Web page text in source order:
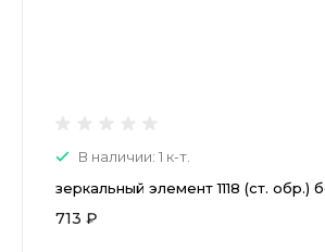
В наличии: 1 к-т.
зеркальный элемент 1118 (ст. обр.)
713 ₽